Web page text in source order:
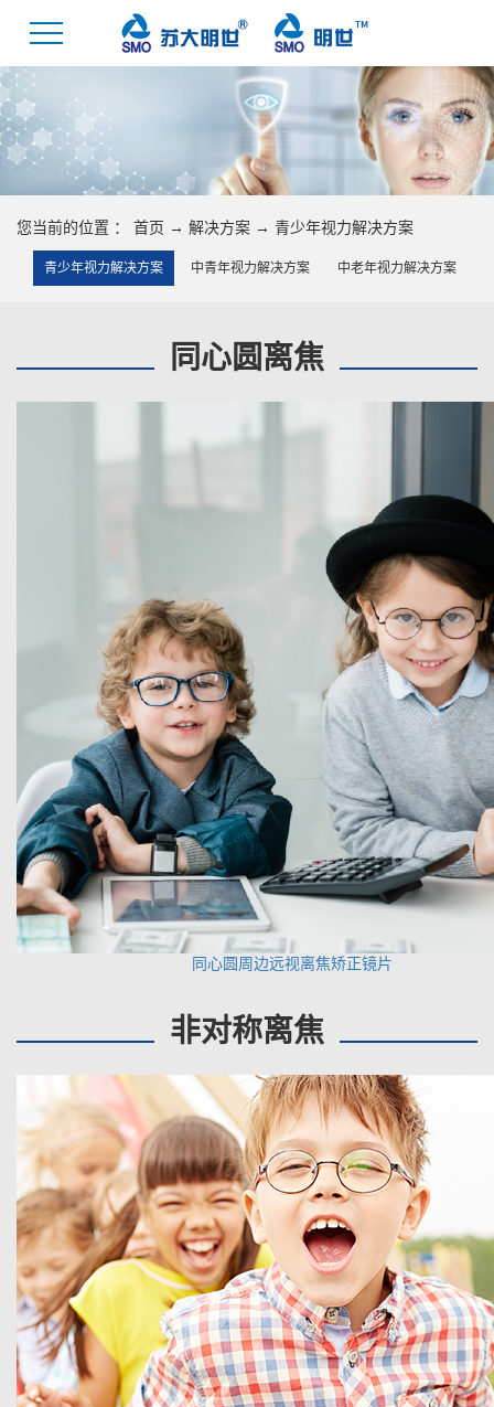
您当前的位置 ： 首页 → 解决方案 → 青少年视力解决方案
青少年视力解决方案 中青年视力解决方案 中老年视力解决方案
同心圆离焦
同心圆周边远视离焦矫正镜片
非对称离焦